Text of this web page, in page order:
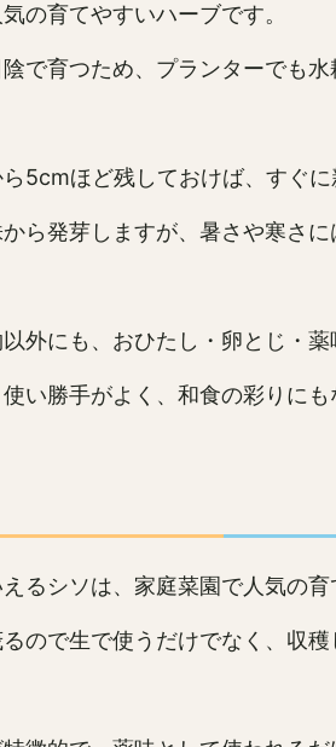
の育てやすいハーブです。
で育つため、プランターでも水
5cmほど残しておけば、すぐに
ら発芽しますが、暑さや寒さに
外にも、おひたし・卵とじ・薬
い勝手がよく、和食の彩りにも
るシソは、家庭菜園で人気の育
ので生で使うだけでなく、収